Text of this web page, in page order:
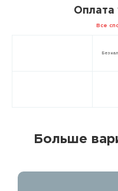
Оплата
Все
Больше